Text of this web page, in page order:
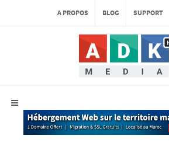
A PROPOS BLOG SUPPORT